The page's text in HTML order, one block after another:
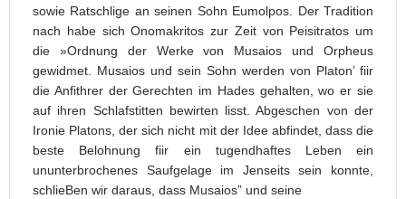
sowie Ratschlige an seinen Sohn Eumolpos. Der Tradition
nach habe sich Onomakritos zur Zeit von Peisitratos um
die »Ordnung der Werke von Musaios und Orpheus
gewidmet. Musaios und sein Sohn werden von Platon’ fiir
die Anfithrer der Gerechten im Hades gehalten, wo er sie
auf ihren Schlafstitten bewirten lisst. Abgeschen von der
Ironie Platons, der sich nicht mit der Idee abfindet, dass die
beste Belohnung fiir ein tugendhaftes Leben ein
ununterbrochenes Saufgelage im Jenseits sein konnte,
schlieBen wir daraus, dass Musaios” und seine